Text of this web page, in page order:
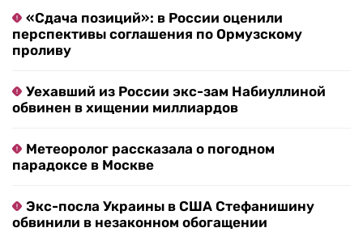
«Сдача позиций»: в России оценили
перспективы соглашения по Ормузскому
проливу
Уехавший из России экс-зам Набиуллиной
обвинен в хищении миллиардов
Метеоролог рассказала о погодном
парадоксе в Москве
Экс-посла Украины в США Стефанишину
обвинили в незаконном обогащении